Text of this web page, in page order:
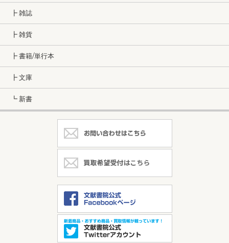
┣ 雑誌
┣ 雑貨
┣ 書籍/単行本
┣ 文庫
┗ 新書